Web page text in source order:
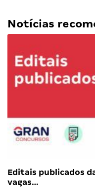
Notícias
Editais publicados
vagas…